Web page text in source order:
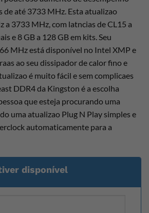
de até 3733 MHz. Esta atualizao
3733 MHz, com latncias de CL15 a
e 8 GB a 128 GB em kits. Seu
MHz está disponível no Intel XMP e
ao seu dissipador de calor fino e
é muito fácil e sem complicaes
DDR4 da Kingston é a escolha
que esteja procurando uma
uma atualizao Plug N Play simples e
automaticamente para a
disponível